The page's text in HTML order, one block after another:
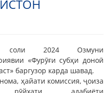
2024 Озмуни
«Фурӯғи субҳи доноӣ
баргузор карда шавад.
ҳайати комиссия, ҷоиза